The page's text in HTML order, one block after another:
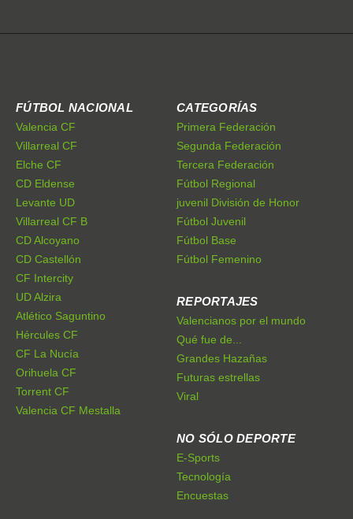
FÚTBOL NACIONAL
Valencia CF
Villarreal CF
Elche CF
CD Eldense
Levante UD
Villarreal CF B
CD Alcoyano
CD Castellón
CF Intercity
UD Alzira
Atlético Saguntino
Hércules CF
CF La Nucía
Orihuela CF
Torrent CF
Valencia CF Mestalla
CATEGORÍAS
Primera Federación
Segunda Federación
Tercera Federación
Fútbol Regional
juvenil División de Honor
Fútbol Juvenil
Fútbol Base
Fútbol Femenino
REPORTAJES
Valencianos por el mundo
Qué fue de...
Grandes Hazañas
Futuras estrellas
Viral
NO SÓLO DEPORTE
E-Sports
Tecnología
Encuestas